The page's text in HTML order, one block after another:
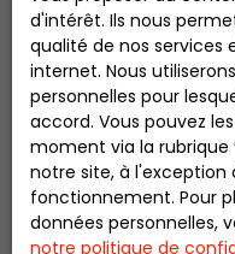
Propulsé par
+33 6 28
17 Place
d'intérêt. Ils nous
qualité de nos services
internet. Nous
personnelles pour
accord. Vous pouvez
moment via la rubrique
notre site, à l'exception
fonctionnement. Pour
données personnelles,
notre politique de